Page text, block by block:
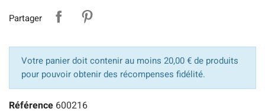
Partager
Votre panier doit contenir au moins 20,00 € de produits
pour pouvoir obtenir des récompenses fidélité.
Référence 600216